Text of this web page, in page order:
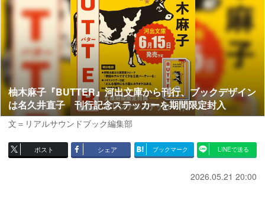
柚木麻子『BUTTER』河出文庫から刊行、ブックデザイン
は名久井直子 刊行記念ステッカーを期間限定封入
文＝リアルサウンドブック編集部
ポスト シェア ブックマーク LINEで送る
2026.05.21 20:00